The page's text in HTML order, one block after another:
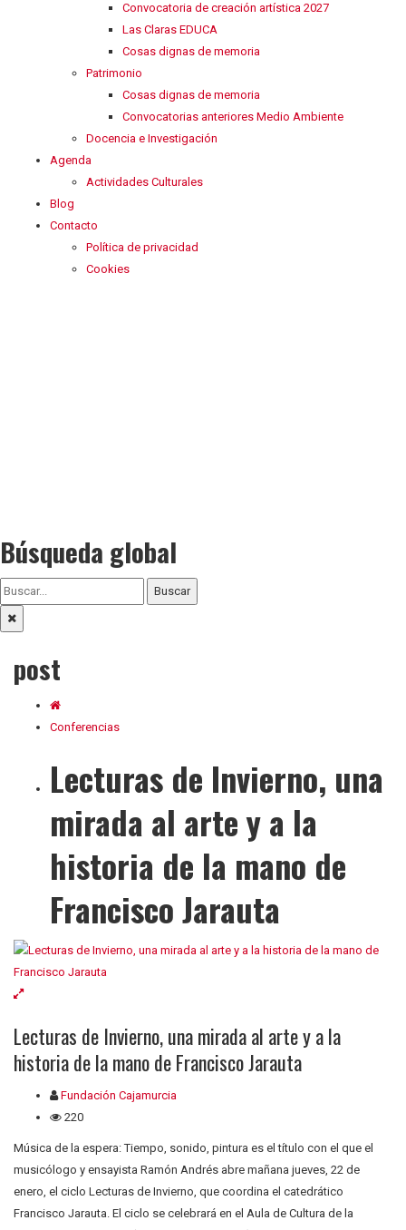
Convocatoria de creación artística 2027
Las Claras EDUCA
Cosas dignas de memoria
Patrimonio
Cosas dignas de memoria
Convocatorias anteriores Medio Ambiente
Docencia e Investigación
Agenda
Actividades Culturales
Blog
Contacto
Política de privacidad
Cookies
Búsqueda global
Buscar
post
Conferencias
Lecturas de Invierno, una
mirada al arte y a la
historia de la mano de
Francisco Jarauta
Lecturas de Invierno, una mirada al arte y a la
historia de la mano de Francisco Jarauta
Fundación Cajamurcia
220
Música de la espera: Tiempo, sonido, pintura es el título con el que el
musicólogo y ensayista Ramón Andrés abre mañana jueves, 22 de
enero, el ciclo Lecturas de Invierno, que coordina el catedrático
Francisco Jarauta. El ciclo se celebrará en el Aula de Cultura de la